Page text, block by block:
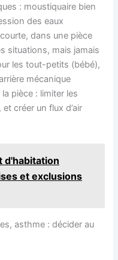
: moustiquaire bien
des eaux
dans une pièce
situations, mais jamais
les tout-petits (bébé),
mécanique
pièce : limiter les
créer un flux d’air
d'habitation
et exclusions
asthme : décider au